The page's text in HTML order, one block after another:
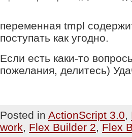
переменная tmpl
поступать как угодно.
Если есть каки-то
пожелания, делитесь)
Posted in ActionScript 3.0,
work, Flex Builder 2, Flex